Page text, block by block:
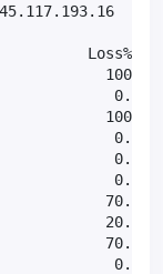
Loss%
100.0
0.0%
100.0
0.0%
0.0%
0.0%
70.0%
20.0%
70.0%
0.0%